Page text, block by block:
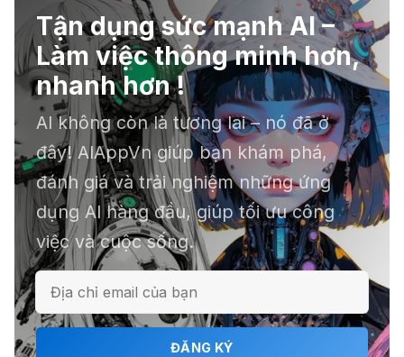
Tận dụng sức mạnh AI –
Làm việc thông minh hơn,
nhanh hơn !
AI không còn là tương lai – nó đã ở
đây! AIAppVn giúp bạn khám phá,
đánh giá và trải nghiệm những ứng
dụng AI hàng đầu, giúp tối ưu công
việc và cuộc sống.
ĐĂNG KÝ